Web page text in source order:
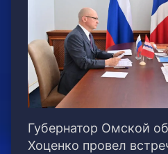
Губернатор Омской
Хоценко провел